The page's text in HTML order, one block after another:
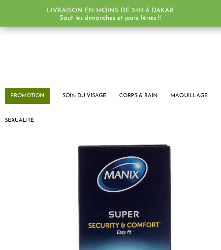
PROMOTION SOIN DU VISAGE CORPS & BAIN MAQUILLAGE
SEXUALITÉ
LIVRAISON EN MOINS DE 24H À DAKAR
Sauf les dimanches et jours fériés !!